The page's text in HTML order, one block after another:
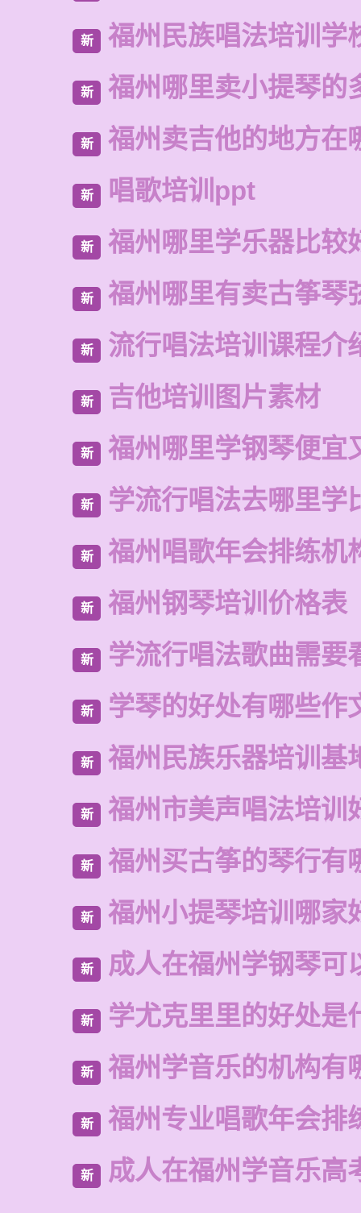
新 福州民族唱法培训学
新 福州哪里卖小提琴的
新 福州卖吉他的地方在
新 唱歌培训ppt
新 福州哪里学乐器比较
新 福州哪里有卖古筝琴
新 流行唱法培训课程介
新 吉他培训图片素材
新 福州哪里学钢琴便宜
新 学流行唱法去哪里学
新 福州唱歌年会排练机
新 福州钢琴培训价格表
新 学流行唱法歌曲需要
新 学琴的好处有哪些作
新 福州民族乐器培训基
新 福州市美声唱法培训
新 福州买古筝的琴行有
新 福州小提琴培训哪家
新 成人在福州学钢琴可
新 学尤克里里的好处是
新 福州学音乐的机构有
新 福州专业唱歌年会排
新 成人在福州学音乐高